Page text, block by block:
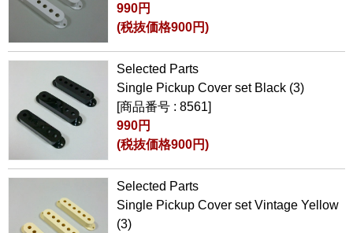
990円
(税抜価格900円)
Selected Parts
Single Pickup Cover set Black (3)
[商品番号 : 8561]
990円
(税抜価格900円)
Selected Parts
Single Pickup Cover set Vintage Yellow
(3)